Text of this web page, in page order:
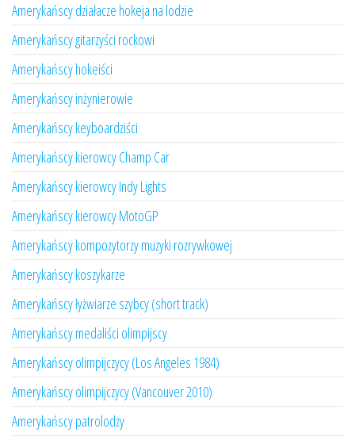
Amerykańscy działacze hokeja na lodzie
Amerykańscy gitarzyści rockowi
Amerykańscy hokeiści
Amerykańscy inżynierowie
Amerykańscy keyboardziści
Amerykańscy kierowcy Champ Car
Amerykańscy kierowcy Indy Lights
Amerykańscy kierowcy MotoGP
Amerykańscy kompozytorzy muzyki rozrywkowej
Amerykańscy koszykarze
Amerykańscy łyżwiarze szybcy (short track)
Amerykańscy medaliści olimpijscy
Amerykańscy olimpijczycy (Los Angeles 1984)
Amerykańscy olimpijczycy (Vancouver 2010)
Amerykańscy patrolodzy